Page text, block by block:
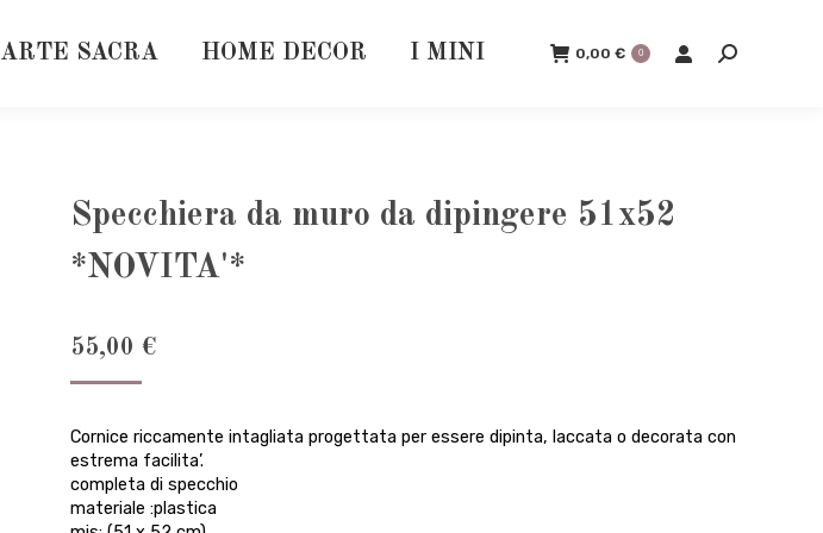
ARTE SACRA HOME DECOR I MINI 0,00 € 0 Cerca:
Specchiera da muro da dipingere 51x52
*NOVITA'*
55,00 €
Cornice riccamente intagliata progettata per essere dipinta, laccata o decorata con
estrema facilita’.
completa di specchio
materiale :plastica